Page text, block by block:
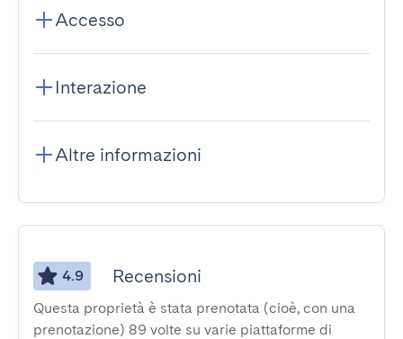
Accesso
Interazione
Altre informazioni
4.9 Recensioni
Questa proprietà è stata prenotata (cioè, con una
prenotazione) 89 volte su varie piattaforme di